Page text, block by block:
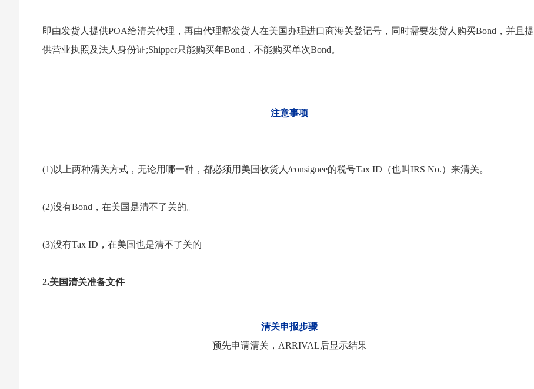
即由发货人提供POA给清关代理，再由代理帮发货人在美国办理进口商海关登记号，同时需要发货人购买Bond，并且提
供营业执照及法人身份证;Shipper只能购买年Bond，不能购买单次Bond。
注意事项
(1)以上两种清关方式，无论用哪一种，都必须用美国收货人/consignee的税号Tax ID（也叫IRS No.）来清关。
(2)没有Bond，在美国是清不了关的。
(3)没有Tax ID，在美国也是清不了关的
2.美国清关准备文件
清关申报步骤
预先申请清关，ARRIVAL后显示结果